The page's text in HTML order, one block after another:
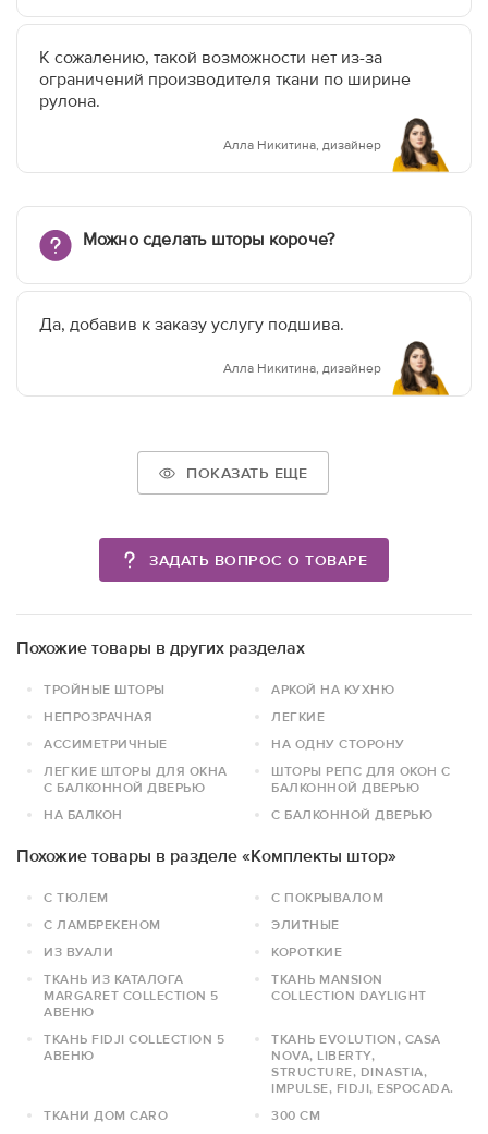
К сожалению, такой возможности нет из-за
ограничений производителя ткани по ширине
рулона.
Алла Никитина, дизайнер
Можно сделать шторы короче?
Да, добавив к заказу услугу подшива.
Алла Никитина, дизайнер
ПОКАЗАТЬ ЕЩЕ
ЗАДАТЬ ВОПРОС О ТОВАРЕ
Похожие товары в других разделах
ТРОЙНЫЕ ШТОРЫ
АРКОЙ НА КУХНЮ
НЕПРОЗРАЧНАЯ
ЛЕГКИЕ
АССИМЕТРИЧНЫЕ
НА ОДНУ СТОРОНУ
ЛЕГКИЕ ШТОРЫ ДЛЯ ОКНА
С БАЛКОННОЙ ДВЕРЬЮ
ШТОРЫ РЕПС ДЛЯ ОКОН С
БАЛКОННОЙ ДВЕРЬЮ
НА БАЛКОН
С БАЛКОННОЙ ДВЕРЬЮ
Похожие товары в разделе «Комплекты штор»
С ТЮЛЕМ
С ПОКРЫВАЛОМ
С ЛАМБРЕКЕНОМ
ЭЛИТНЫЕ
ИЗ ВУАЛИ
КОРОТКИЕ
ТКАНЬ ИЗ КАТАЛОГА
MARGARET COLLECTION 5
АВЕНЮ
ТКАНЬ MANSION
COLLECTION DAYLIGHT
ТКАНЬ FIDJI COLLECTION 5
АВЕНЮ
ТКАНЬ EVOLUTION, CASA
NOVA, LIBERTY,
STRUCTURE, DINASTIA,
IMPULSE, FIDJI, ESPOCADA.
ТКАНИ ДОМ CARO
300 СМ